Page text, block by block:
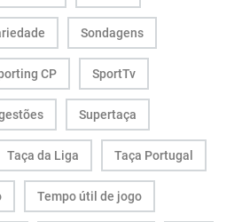
Sondagens
CP SportTv
Supertaça
Taça da Liga Taça Portugal
Tempo útil de jogo